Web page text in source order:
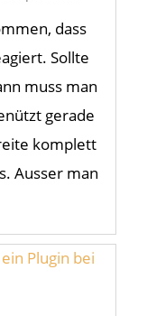
dass
Sollte
muss man
gerade
komplett
Ausser man